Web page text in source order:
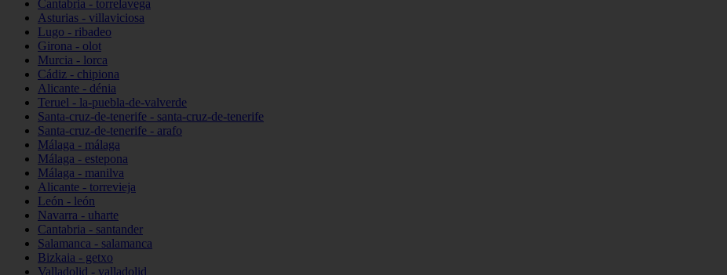
Cantabria - torrelavega
Asturias - villaviciosa
Lugo - ribadeo
Girona - olot
Murcia - lorca
Cádiz - chipiona
Alicante - dénia
Teruel - la-puebla-de-valverde
Santa-cruz-de-tenerife - santa-cruz-de-tenerife
Santa-cruz-de-tenerife - arafo
Málaga - málaga
Málaga - estepona
Málaga - manilva
Alicante - torrevieja
León - león
Navarra - uharte
Cantabria - santander
Salamanca - salamanca
Bizkaia - getxo
Valladolid - valladolid